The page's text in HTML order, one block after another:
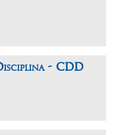
- CDD